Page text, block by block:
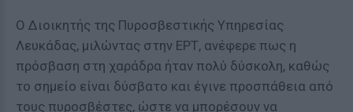
Ο Διοικητής της Πυροσβεστικής Υπηρεσίας
Λευκάδας, μιλώντας στην ΕΡΤ, ανέφερε πως η
πρόσβαση στη χαράδρα ήταν πολύ δύσκολη, καθώς
το σημείο είναι δύσβατο και έγινε προσπάθεια από
τους πυροσβέστες, ώστε να μπορέσουν να